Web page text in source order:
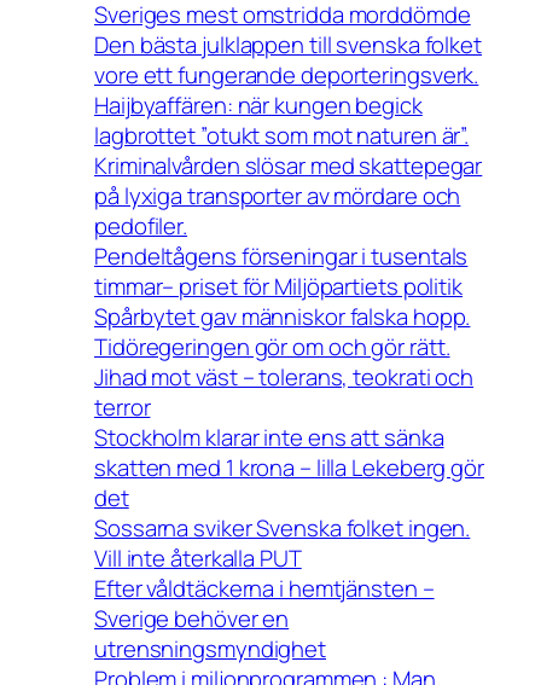
Sveriges mest omstridda morddömde
Den bästa julklappen till svenska folket
vore ett fungerande deporteringsverk.
Haijbyaffären: när kungen begick
lagbrottet ”otukt som mot naturen är”.
Kriminalvården slösar med skattepegar
på lyxiga transporter av mördare och
pedofiler.
Pendeltågens förseningar i tusentals
timmar– priset för Miljöpartiets politik
Spårbytet gav människor falska hopp.
Tidöregeringen gör om och gör rätt.
Jihad mot väst – tolerans, teokrati och
terror
Stockholm klarar inte ens att sänka
skatten med 1 krona – lilla Lekeberg gör
det
Sossarna sviker Svenska folket ingen.
Vill inte återkalla PUT
Efter våldtäckerna i hemtjänsten –
Sverige behöver en
utrensningsmyndighet
Problem i miljonprogrammen : Man